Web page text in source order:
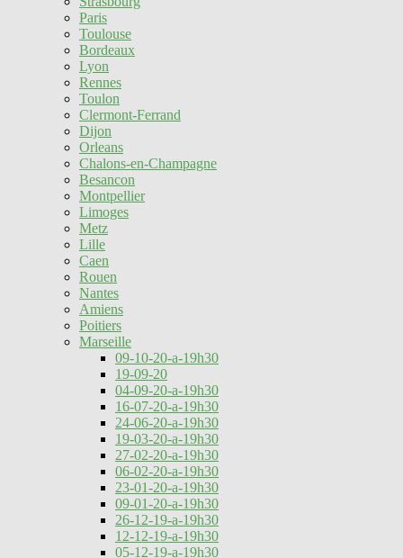
Paris
Toulouse
Bordeaux
Lyon
Rennes
Toulon
Clermont-Ferrand
Dijon
Orleans
Chalons-en-Champagne
Besancon
Montpellier
Limoges
Metz
Lille
Caen
Rouen
Nantes
Amiens
Poitiers
Marseille
09-10-20-a-19h30
19-09-20
04-09-20-a-19h30
16-07-20-a-19h30
24-06-20-a-19h30
19-03-20-a-19h30
27-02-20-a-19h30
06-02-20-a-19h30
23-01-20-a-19h30
09-01-20-a-19h30
26-12-19-a-19h30
12-12-19-a-19h30
05-12-19-a-19h30